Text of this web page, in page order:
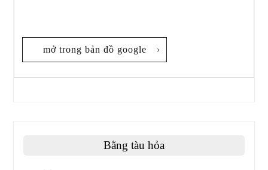
mở trong bản đồ google
Bằng tàu hỏa